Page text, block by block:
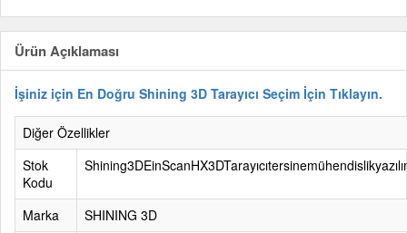
Ürün Açıklaması
İşiniz için En Doğru Shining 3D Tarayıcı Seçim İçin Tıklayın.
Diğer Özellikler
Stok
Kodu
Marka
SHINING 3D